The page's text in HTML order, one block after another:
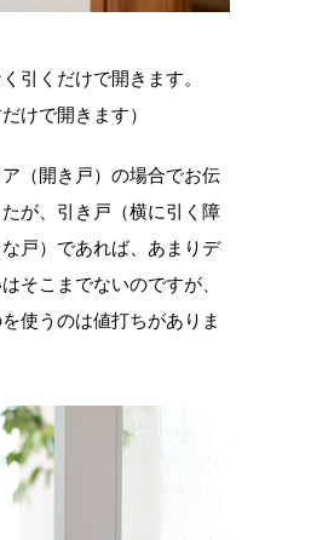
引くだけで開きます。
けで開きます）
（開き戸）の場合でお伝
が、引き戸（横に引く障
戸）であれば、あまりデ
そこまでないのですが、
使うのは値打ちがありま